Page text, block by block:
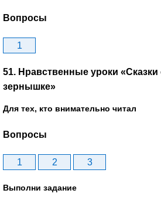
Вопросы
1
51. Нравственные уроки
зернышке»
Для тех, кто внимательно читал
Вопросы
1 2 3
Выполни задание